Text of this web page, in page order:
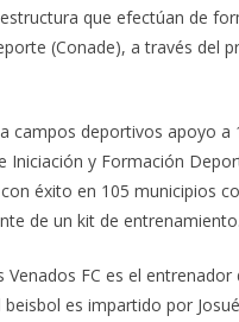
que efectúan de
(Conade), a través del
campos deportivos apoyo a
y Formación
éxito en 105 municipios
de un kit de entrenamiento.
FC es el
es impartido por